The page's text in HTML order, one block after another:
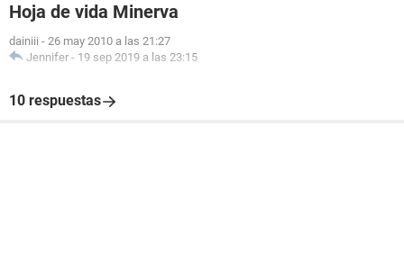
Hoja de vida Minerva
dainiii - 26 may 2010 a las 21:27
Jennifer - 19 sep 2019 a las 23:15
10 respuestas